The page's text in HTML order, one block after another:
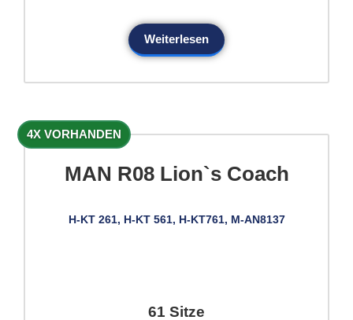
Weiterlesen
4X VORHANDEN
MAN R08 Lion`s Coach
H-KT 261, H-KT 561, H-KT761, M-AN8137
61 Sitze